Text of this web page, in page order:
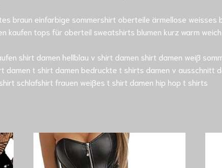
braun einfarbige sommershirt oberteile ärmellose
kaufen tops für oberteil sweatshirts blumen kurz warm
shirt damen hellblau v shirt damen shirt damen weiß
damen t shirt damen bedruckte t shirts damen v
schlafshirt frauen weißes t shirt damen hip hop t shirts